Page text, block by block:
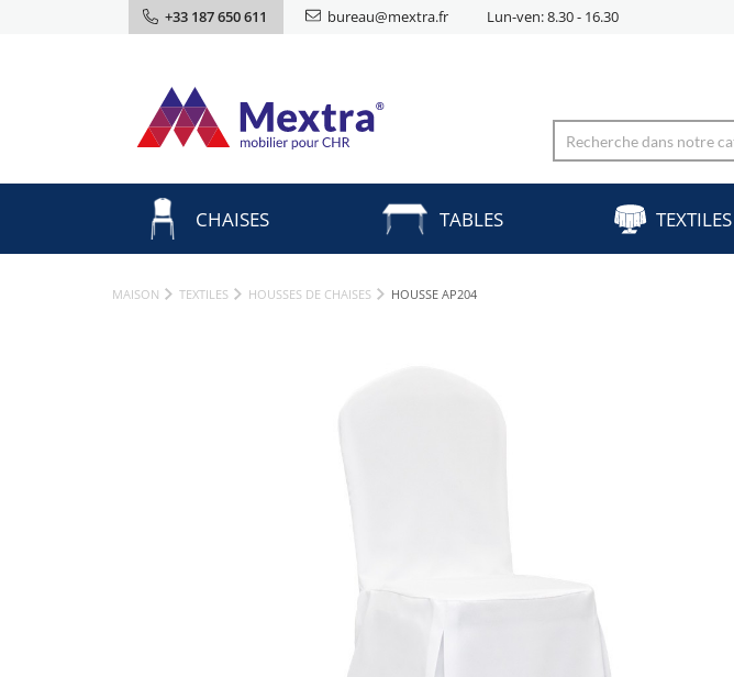
+33 187 650 611 bureau@mextra.fr Lun-ven: 8.30 - 16.30
CHAISES TABLES TEXTILES
MAISON TEXTILES HOUSSES DE CHAISES HOUSSE AP204